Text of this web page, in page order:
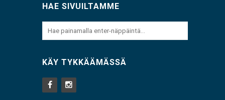
HAE SIVUILTAMME
KÄY TYKKÄÄMÄSSÄ